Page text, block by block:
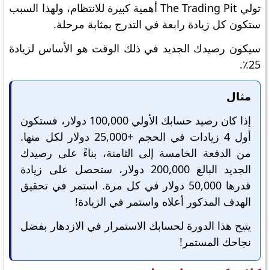
تولي The Trading Pit أهمية كبيرة للانتظام، ولهذا السبب
ستكون كل زيادة رابعة في التدرج بمثابة مرحلة.
سيكون رصيدك الجديد في ذلك الوقت هو الأساس لزيادة
25٪.
مثال
إذا كان رصيد حسابك الأولي 100,000 دولار، فستكون
أول 4 زيادات في الحجم +25,000 دولار لكل منها.
من الدفعة الخامسة إلى الثامنة، بناءً على رصيدك
الجديد البالغ 200,000 دولار، ستحصل على زيادة
قدرها 50,000 دولار في كل مرة. استمر في تحقيق
الهدف المذكور أعلاه واستمر في الزيادة!
يتيح هذا الدورة لحسابك الاستمرار في الازدهار بفضل
نجاحك المستمر!